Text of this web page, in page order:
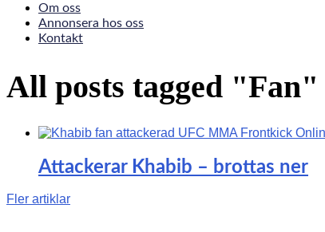
Om oss
Annonsera hos oss
Kontakt
All posts tagged "Fan"
Attackerar Khabib – brottas ner
Fler artiklar